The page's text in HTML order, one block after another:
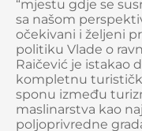
“mjestu gdje se
sa našom
očekivani i željeni
politiku Vlade o
Raičević je istakao
kompletnu
sponu između
maslinarstva kao
poljoprivredne